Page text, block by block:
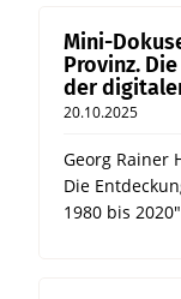
Mini-
Provinz.
der
20.10.2025
Georg Rainer
Die
1980 bis